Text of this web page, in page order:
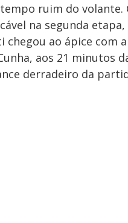
ruim do volante.
na segunda
chegou ao ápice com
aos 21 minutos
derradeiro da